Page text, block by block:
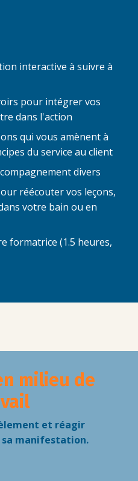
interactive à suivre à
pour intégrer vos
dans l'action
qui vous amènent à
du service au client
divers
réécouter vos leçons,
votre bain ou en
formatrice (1.5 heures,
milieu de
et réagir
manifestation.